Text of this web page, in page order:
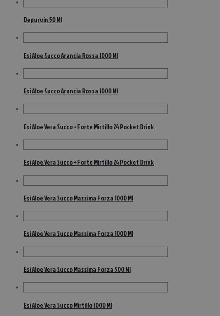
Depurvin 50 Ml
Esi Aloe Succo Arancia Rossa 1000 Ml
Esi Aloe Succo Arancia Rossa 1000 Ml
Esi Aloe Vera Succo + Forte Mirtillo 24 Pocket Drink
Esi Aloe Vera Succo + Forte Mirtillo 24 Pocket Drink
Esi Aloe Vera Succo Massima Forza 1000 Ml
Esi Aloe Vera Succo Massima Forza 1000 Ml
Esi Aloe Vera Succo Massima Forza 500 Ml
Esi Aloe Vera Succo Mirtillo 1000 Ml